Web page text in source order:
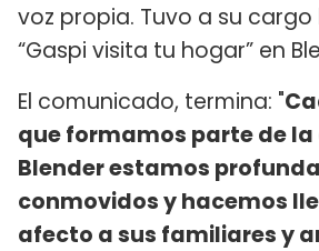
voz propia. Tuvo a su
“Gaspi visita tu hogar” en
El comunicado, termina: "
que formamos parte de
Blender estamos
conmovidos y hacemos
afecto a sus familiares y